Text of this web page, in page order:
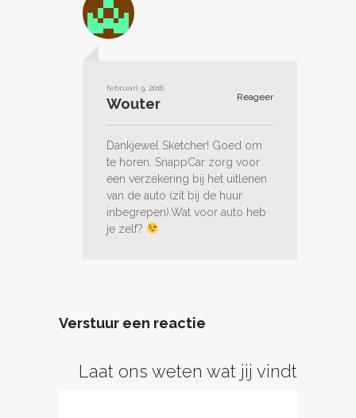
februari 9, 2016
Reageer
Wouter
Dankjewel Sketcher! Goed om
te horen. SnappCar zorg voor
een verzekering bij het uitlenen
van de auto (zit bij de huur
inbegrepen).Wat voor auto heb
je zelf?
Verstuur een reactie
Laat ons weten wat jij vindt